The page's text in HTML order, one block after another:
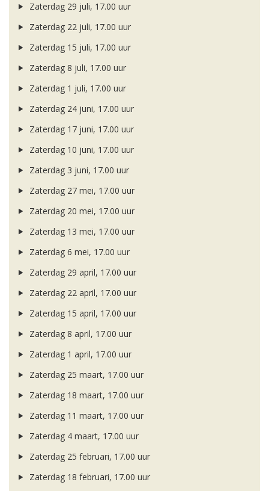
Zaterdag 29 juli, 17.00 uur
Zaterdag 22 juli, 17.00 uur
Zaterdag 15 juli, 17.00 uur
Zaterdag 8 juli, 17.00 uur
Zaterdag 1 juli, 17.00 uur
Zaterdag 24 juni, 17.00 uur
Zaterdag 17 juni, 17.00 uur
Zaterdag 10 juni, 17.00 uur
Zaterdag 3 juni, 17.00 uur
Zaterdag 27 mei, 17.00 uur
Zaterdag 20 mei, 17.00 uur
Zaterdag 13 mei, 17.00 uur
Zaterdag 6 mei, 17.00 uur
Zaterdag 29 april, 17.00 uur
Zaterdag 22 april, 17.00 uur
Zaterdag 15 april, 17.00 uur
Zaterdag 8 april, 17.00 uur
Zaterdag 1 april, 17.00 uur
Zaterdag 25 maart, 17.00 uur
Zaterdag 18 maart, 17.00 uur
Zaterdag 11 maart, 17.00 uur
Zaterdag 4 maart, 17.00 uur
Zaterdag 25 februari, 17.00 uur
Zaterdag 18 februari, 17.00 uur